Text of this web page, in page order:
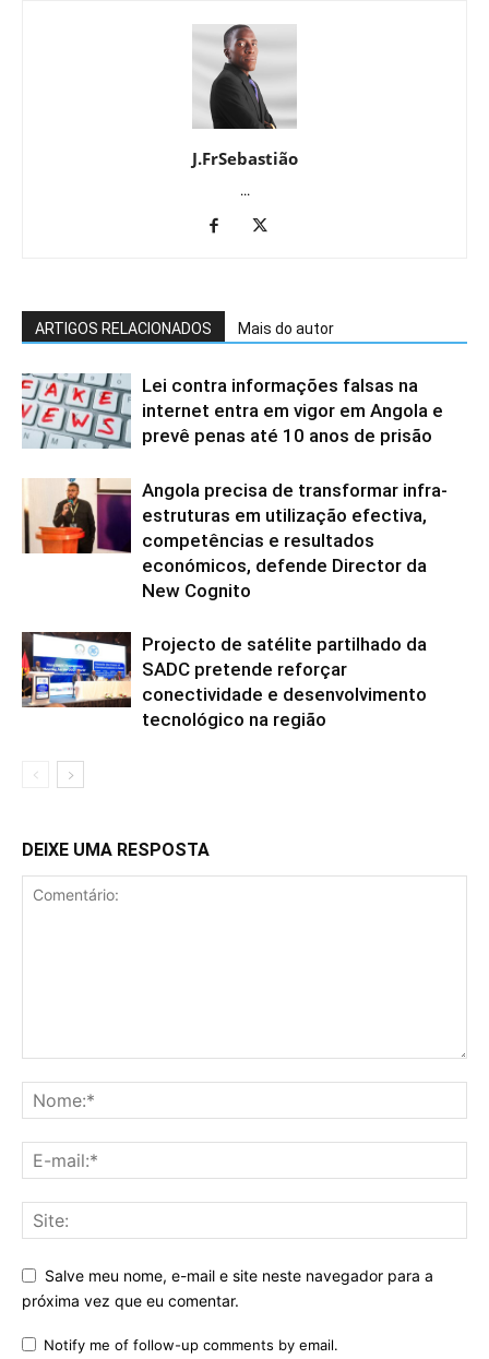
J.FrSebastião
...
ARTIGOS RELACIONADOS Mais do autor
Lei contra informações falsas na
internet entra em vigor em Angola e
prevê penas até 10 anos de prisão
Angola precisa de transformar infra-
estruturas em utilização efectiva,
competências e resultados
económicos, defende Director da
New Cognito
Projecto de satélite partilhado da
SADC pretende reforçar
conectividade e desenvolvimento
tecnológico na região
DEIXE UMA RESPOSTA
Salve meu nome, e-mail e site neste navegador para a
próxima vez que eu comentar.
Notify me of follow-up comments by email.